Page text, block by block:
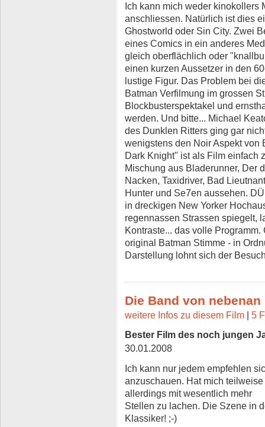
Ich kann mich weder kinokollers
anschliessen. Natürlich ist dies
Ghostworld oder Sin City. Zwei
eines Comics in ein anderes
gleich oberflächlich oder
einen kurzen Aussetzer in den
lustige Figur. Das Problem bei
Batman Verfilmung im grossen
Blockbusterspektakel und
werden. Und bitte... Michael
des Dunklen Ritters ging gar
wenigstens den Noir Aspekt von
Dark Knight" ist als Film einfach
Mischung aus Bladerunner, Der
Nacken, Taxidriver, Bad
Hunter und Se7en aussehen.
in dreckigen New Yorker
regennassen Strassen spiegelt,
Kontraste... das volle
original Batman Stimme - in
Darstellung lohnt sich der
Die Band von nebenan
weitere Infos zu diesem Film | 5
Bester Film des noch jungen
30.01.2008
Ich kann nur jedem empfehlen
anzuschauen. Hat mich
allerdings mit wesentlich mehr
Stellen zu lachen. Die Szene in
Klassiker! ;-)